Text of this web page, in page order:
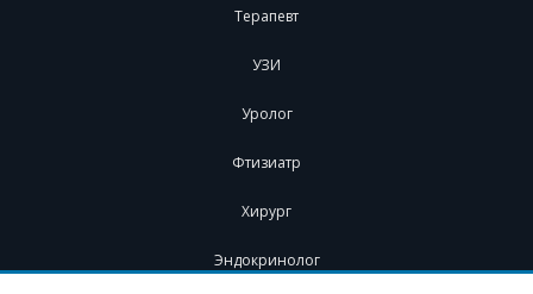
Терапевт
УЗИ
Уролог
Фтизиатр
Хирург
Эндокринолог
Перейти